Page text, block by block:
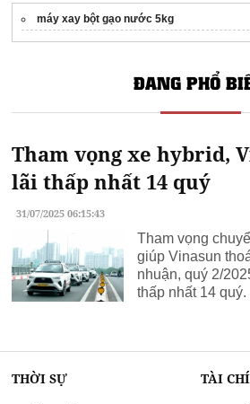
máy xay bột gạo nước 5kg
ĐANG PHỔ
Tham vọng xe hybrid,
lãi thấp nhất 14 quý
31/07/2025 06:15:43
Tham vọng
giúp Vinasun
nhuận, quý 2/
thấp nhất 14 quý.
THỜI SỰ TÀI